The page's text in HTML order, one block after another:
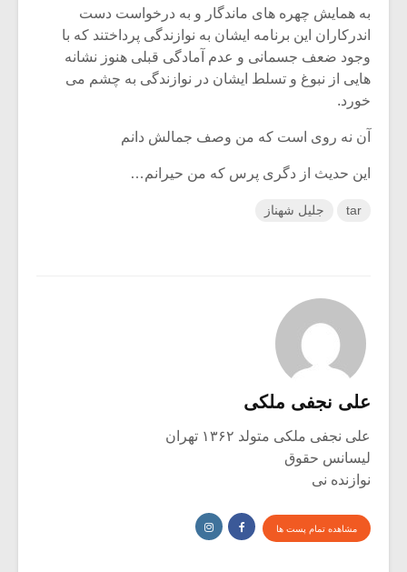
به همایش چهره های ماندگار و به درخواست دست
اندرکاران این برنامه ایشان به نوازندگی پرداختند که با
وجود ضعف جسمانی و عدم آمادگی قبلی هنوز نشانه
هایی از نبوغ و تسلط ایشان در نوازندگی به چشم می
خورد.
آن نه روی است که من وصف جمالش دانم
این حدیث از دگری پرس که من حیرانم…
tar جلیل شهناز
علی نجفی ملکی
علی نجفی ملکی متولد ۱۳۶۲ تهران
لیسانس حقوق
نوازنده نی
مشاهده تمام پست ها